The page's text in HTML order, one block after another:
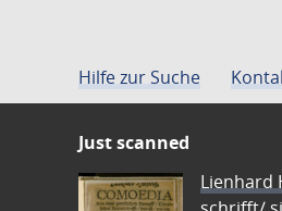
Hilfe zur Suche
Just scanned
Lienhard